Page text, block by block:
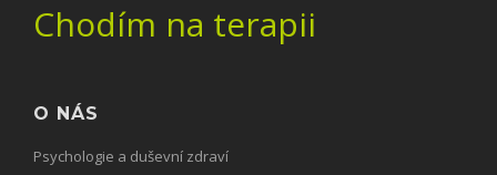
Chodím na terapii
O NÁS
Psychologie a duševní zdraví